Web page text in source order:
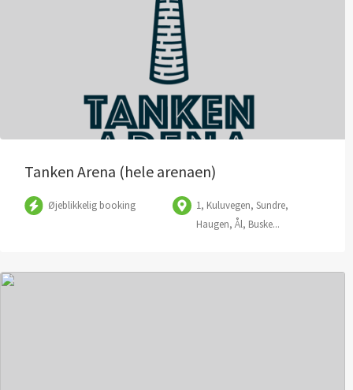
Tanken Arena (hele arenaen)
Øjeblikkelig booking
1, Kuluvegen, Sundre,
Haugen, Ål, Buske...